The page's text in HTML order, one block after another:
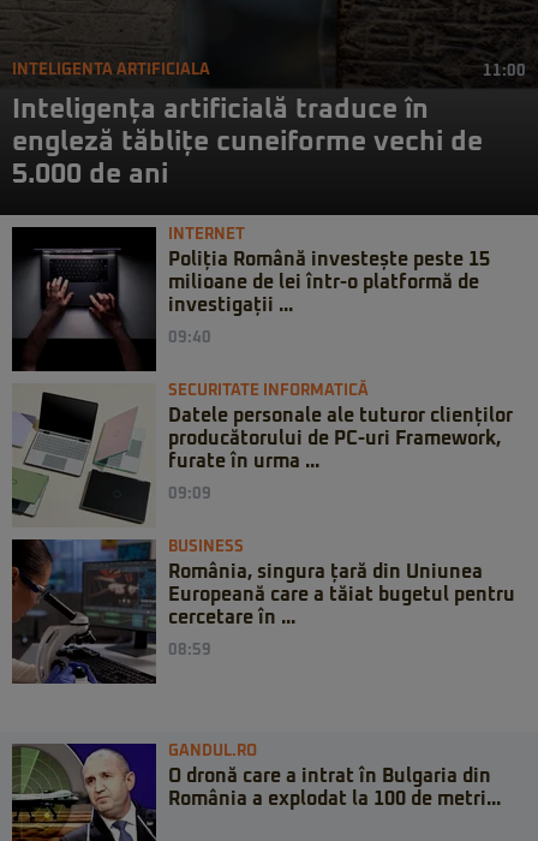
INTELIGENTA ARTIFICIALA 11:00
Inteligența artificială traduce în
engleză tăblițe cuneiforme vechi de
5.000 de ani
INTERNET
Poliția Română investește peste 15
milioane de lei într-o platformă de
investigații ...
09:40
SECURITATE INFORMATICĂ
Datele personale ale tuturor clienților
producătorului de PC-uri Framework,
furate în urma ...
09:09
BUSINESS
România, singura țară din Uniunea
Europeană care a tăiat bugetul pentru
cercetare în ...
08:59
GANDUL.RO
O dronă care a intrat în Bulgaria din
România a explodat la 100 de metri...